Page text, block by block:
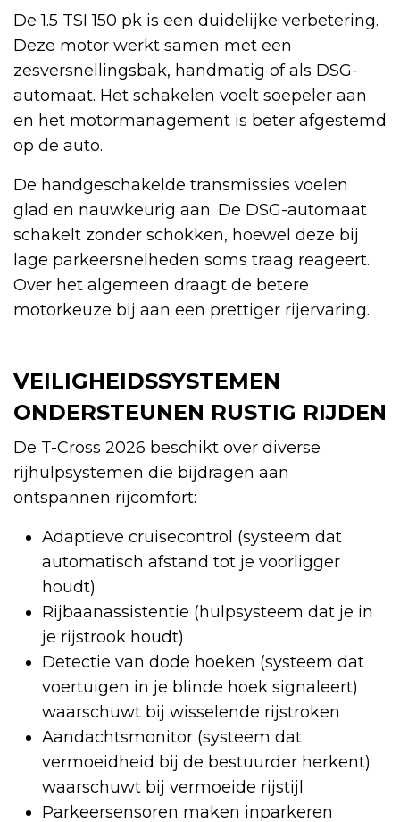
De 1.5 TSI 150 pk is een duidelijke verbetering.
Deze motor werkt samen met een
zesversnellingsbak, handmatig of als DSG-
automaat. Het schakelen voelt soepeler aan
en het motormanagement is beter afgestemd
op de auto.
De handgeschakelde transmissies voelen
glad en nauwkeurig aan. De DSG-automaat
schakelt zonder schokken, hoewel deze bij
lage parkeersnelheden soms traag reageert.
Over het algemeen draagt de betere
motorkeuze bij aan een prettiger rijervaring.
VEILIGHEIDSSYSTEMEN
ONDERSTEUNEN RUSTIG RIJDEN
De T-Cross 2026 beschikt over diverse
rijhulpsystemen die bijdragen aan
ontspannen rijcomfort:
Adaptieve cruisecontrol (systeem dat
automatisch afstand tot je voorligger
houdt)
Rijbaanassistentie (hulpsysteem dat je in
je rijstrook houdt)
Detectie van dode hoeken (systeem dat
voertuigen in je blinde hoek signaleert)
waarschuwt bij wisselende rijstroken
Aandachtsmonitor (systeem dat
vermoeidheid bij de bestuurder herkent)
waarschuwt bij vermoeide rijstijl
Parkeersensoren maken inparkeren